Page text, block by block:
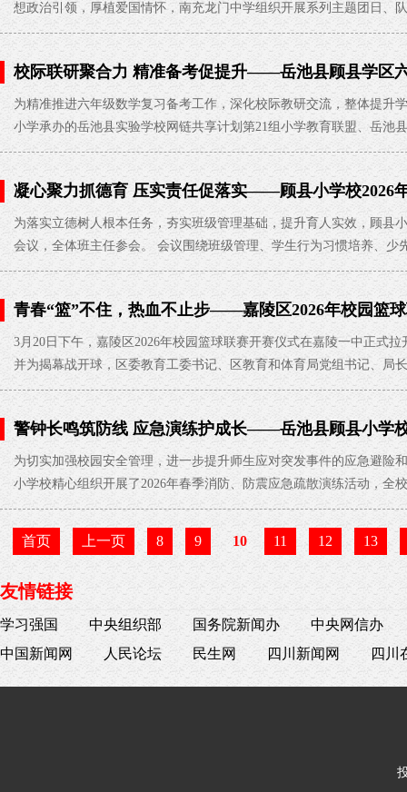
想政治引领，厚植爱国情怀，南充龙门中学组织开展系列主题团日、
校际联研聚合力 精准备考促提升——岳池县顾县学区
县小学圆满举行 2026-03-26
为精准推进六年级数学复习备考工作，深化校际教研交流，整体提升
小学承办的岳池县实验学校网链共享计划第21组小学教育联盟、岳池
凝心聚力抓德育 压实责任促落实——顾县小学校2026
03-22
为落实立德树人根本任务，夯实班级管理基础，提升育人实效，顾县
会议，全体班主任参会。 会议围绕班级管理、学生行为习惯培养、少
青春“篮”不住，热血不止步——嘉陵区2026年校园篮
3月20日下午，嘉陵区2026年校园篮球联赛开赛仪式在嘉陵一中正式
并为揭幕战开球，区委教育工委书记、区教育和体育局党组书记、局
警钟长鸣筑防线 应急演练护成长——岳池县顾县小学
2026-03-20
为切实加强校园安全管理，进一步提升师生应对突发事件的应急避险
小学校精心组织开展了2026年春季消防、防震应急疏散演练活动，全
首页 上一页 8 9 10 11 12 13
友情链接
学习强国 中央组织部 国务院新闻办
中央网信办
中国新闻网
人民论坛 民生网 四川新闻网 四川